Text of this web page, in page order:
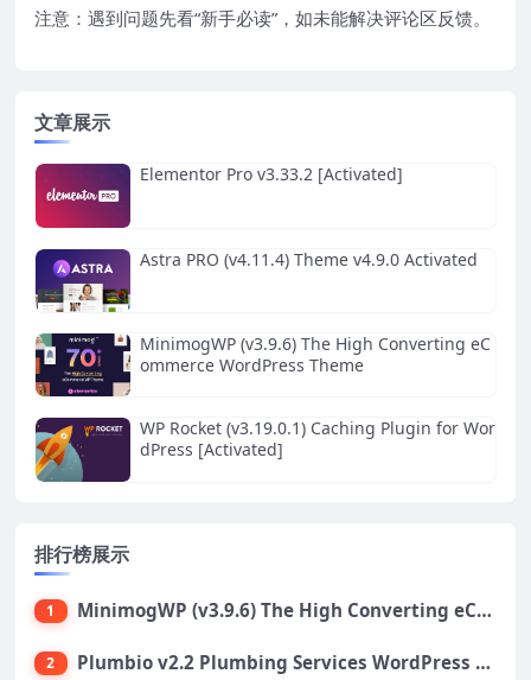
注意：遇到问题先看“新手必读”，如未能解决评论区反馈。
文章展示
Elementor Pro v3.33.2 [Activated]
Astra PRO (v4.11.4) Theme v4.9.0 Activated
MinimogWP (v3.9.6) The High Converting eC
ommerce WordPress Theme
WP Rocket (v3.19.0.1) Caching Plugin for Wor
dPress [Activated]
排行榜展示
1 MinimogWP (v3.9.6) The High Converting eCommerce WordPress Theme
2 Plumbio v2.2 Plumbing Services WordPress Theme